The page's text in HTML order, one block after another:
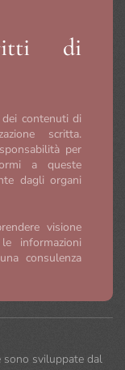
di
contenuti di
scritta.
per
a queste
dagli organi
visione
informazioni
consulenza
sviluppate dal